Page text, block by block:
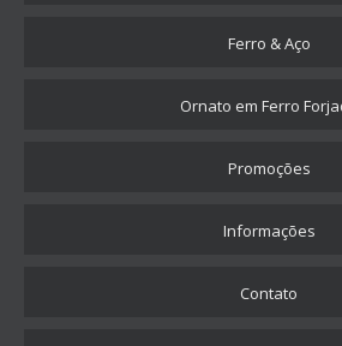
Ferro & Aço
Ornato em Ferro
Promoções
Informações
Contato